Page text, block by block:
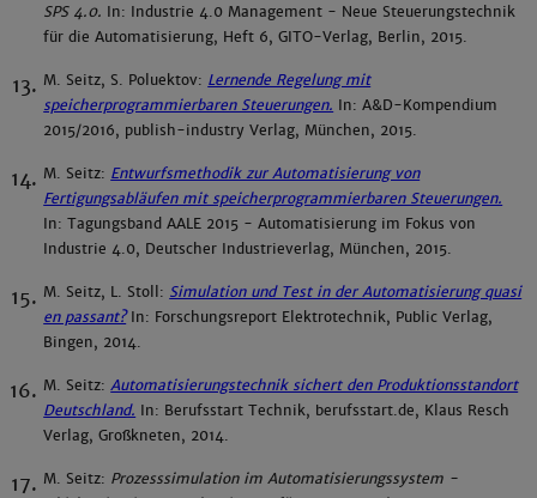
SPS 4.0. In: Industrie 4.0 Management - Neue Steuerungstechnik
für die Automatisierung, Heft 6, GITO-Verlag, Berlin, 2015.
M. Seitz, S. Poluektov: Lernende Regelung mit
speicherprogrammierbaren Steuerungen. In: A&D-Kompendium
2015/2016, publish-industry Verlag, München, 2015.
M. Seitz: Entwurfsmethodik zur Automatisierung von
Fertigungsabläufen mit speicherprogrammierbaren Steuerungen.
In: Tagungsband AALE 2015 - Automatisierung im Fokus von
Industrie 4.0, Deutscher Industrieverlag, München, 2015.
M. Seitz, L. Stoll: Simulation und Test in der Automatisierung quasi
en passant?In: Forschungsreport Elektrotechnik, Public Verlag,
Bingen, 2014.
M. Seitz:Automatisierungstechnik sichert den Produktionsstandort
Deutschland. In: Berufsstart Technik, berufsstart.de, Klaus Resch
Verlag, Großkneten, 2014.
M. Seitz: Prozesssimulation im Automatisierungssystem -